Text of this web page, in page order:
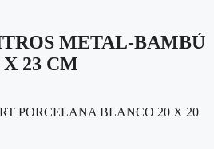
METAL-BAMBÚ
X 23 CM